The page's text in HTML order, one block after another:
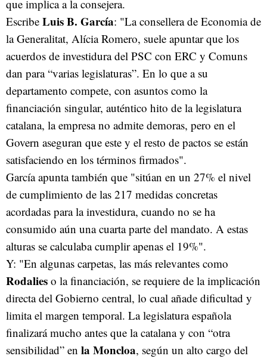
que implica a la consejera.
Escribe Luis B. García: "La consellera de Economia de
la Generalitat, Alícia Romero, suele apuntar que los
acuerdos de investidura del PSC con ERC y Comuns
dan para “varias legislaturas”. En lo que a su
departamento compete, con asuntos como la
financiación singular, auténtico hito de la legislatura
catalana, la empresa no admite demoras, pero en el
Govern aseguran que este y el resto de pactos se están
satisfaciendo en los términos firmados".
García apunta también que "sitúan en un 27% el nivel
de cumplimiento de las 217 medidas concretas
acordadas para la investidura, cuando no se ha
consumido aún una cuarta parte del mandato. A estas
alturas se calculaba cumplir apenas el 19%".
Y: "En algunas carpetas, las más relevantes como
Rodalies o la financiación, se requiere de la implicación
directa del Gobierno central, lo cual añade dificultad y
limita el margen temporal. La legislatura española
finalizará mucho antes que la catalana y con “otra
sensibilidad” en la Moncloa, según un alto cargo del